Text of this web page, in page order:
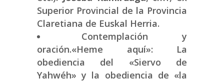
Superior Provincial de la Provincia
Claretiana de Euskal Herria.
Contemplación y
oración.«Heme aquí»: La
obediencia del «Siervo de
Yahwéh» y la obediencia de «la